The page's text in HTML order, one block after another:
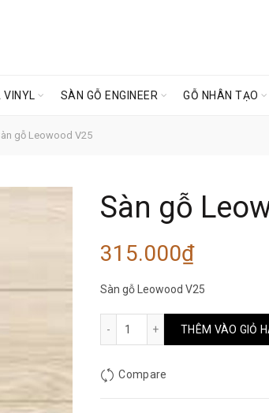
VINYL SÀN GỖ ENGINEER GỖ NHÂN TẠO
gỗ Leowood V25
Sàn gỗ
315.000₫
Sàn gỗ Leowood V25
Sàn gỗ Leowood V25 số
THÊM VÀO GIỎ
Compare